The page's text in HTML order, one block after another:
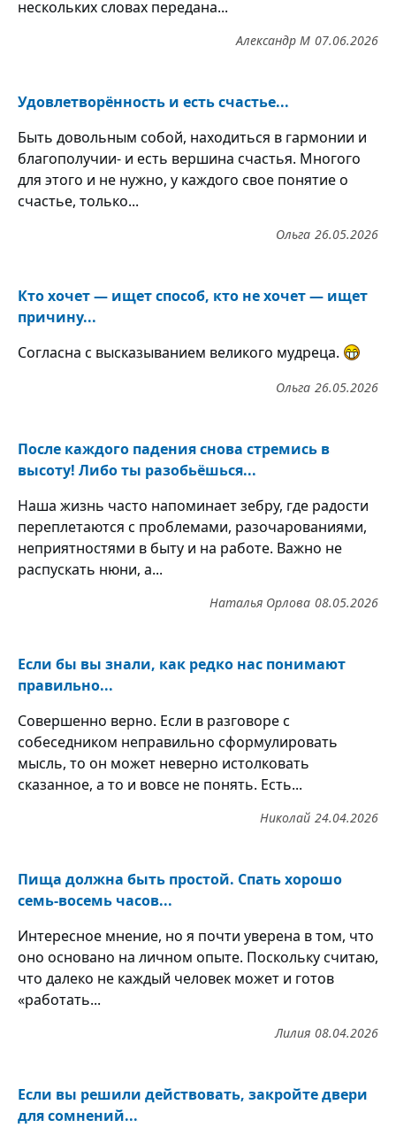
нескольких словах передана...
07.06.2026
Александр М
Удовлетворённость и есть счастье...
Быть довольным собой, находиться в гармонии и
благополучии- и есть вершина счастья. Многого
для этого и не нужно, у каждого свое понятие о
счастье, только...
26.05.2026
Ольга
Кто хочет — ищет способ, кто не хочет — ищет
причину...
Согласна с высказыванием великого мудреца.
26.05.2026
Ольга
После каждого падения снова стремись в
высоту! Либо ты разобьёшься...
Наша жизнь часто напоминает зебру, где радости
переплетаются с проблемами, разочарованиями,
неприятностями в быту и на работе. Важно не
распускать нюни, а...
08.05.2026
Наталья Орлова
Если бы вы знали, как редко нас понимают
правильно...
Совершенно верно. Если в разговоре с
собеседником неправильно сформулировать
мысль, то он может неверно истолковать
сказанное, а то и вовсе не понять. Есть...
24.04.2026
Николай
Пища должна быть простой. Спать хорошо
семь-восемь часов...
Интересное мнение, но я почти уверена в том, что
оно основано на личном опыте. Поскольку считаю,
что далеко не каждый человек может и готов
«работать...
08.04.2026
Лилия
Если вы решили действовать, закройте двери
для сомнений...